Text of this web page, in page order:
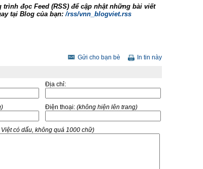
đọc Feed (RSS) để cập nhật những bài viết
tại Blog của bạn:/rss/vnn_blogviet.rss
Gửi cho bạn bè In tin này
Địa chỉ:
Điện thoại: (không hiện lên trang)
có dấu, không quá 1000 chữ)